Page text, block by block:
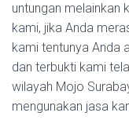
untungan melainkan
kami, jika Anda
kami tentunya Anda
dan terbukti kami
wilayah Mojo
mengunakan jasa